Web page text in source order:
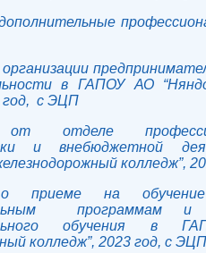
в ГАПОУ АО
год, с ЭЦП
отделе
и внебюджетной
колледж”,
приеме на
программам и
обучения в
колледж”, 2023 год, с ЭЦП